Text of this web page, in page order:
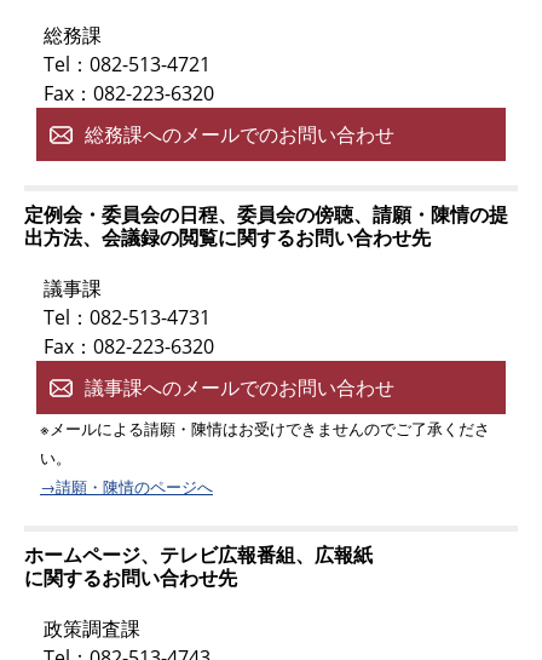
総務課
Tel：082-513-4721
Fax：082-223-6320
総務課へのメールでのお問い合わせ
定例会・委員会の日程、委員会の傍聴、請願・陳情の提
出方法、会議録の閲覧に関するお問い合わせ先
議事課
Tel：082-513-4731
Fax：082-223-6320
議事課へのメールでのお問い合わせ
※メールによる請願・陳情はお受けできませんのでご了承くださ
い。
→請願・陳情のページへ
ホームページ、テレビ広報番組、広報紙
に関するお問い合わせ先
政策調査課